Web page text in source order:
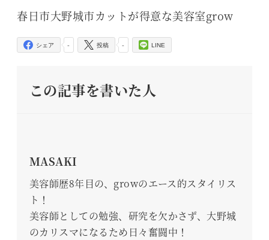
春日市大野城市カットが得意な美容室grow
-
シェア -
投稿 LINE
この記事を書いた人
MASAKI
美容師歴8年目の、growのエース的スタイリス
ト！
美容師としての勉強、研究を欠かさず、大野城
のカリスマになるため日々奮闘中！